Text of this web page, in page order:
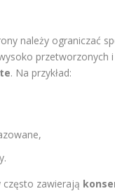
należy ograniczać
przetworzonych
. Na przykład:
często zawierają